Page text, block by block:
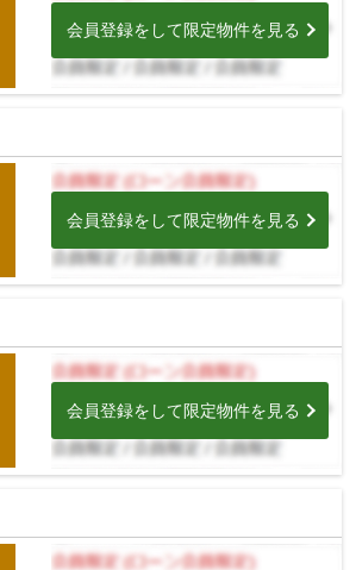
会員登録をして限定物件を見る
会員登録をして限定物件を見る
会員登録をして限定物件を見る